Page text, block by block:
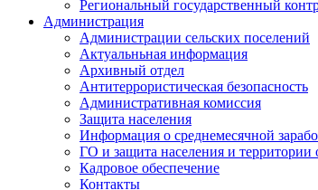
Региональный государственный
Администрация
Администрации сельских поселений
Актуальньная информация
Архивный отдел
Антитеррористическая безопасность
Административная комиссия
Защита населения
Информация о среднемесячной
ГО и защита населения и территории
Кадровое обеспечение
Контакты